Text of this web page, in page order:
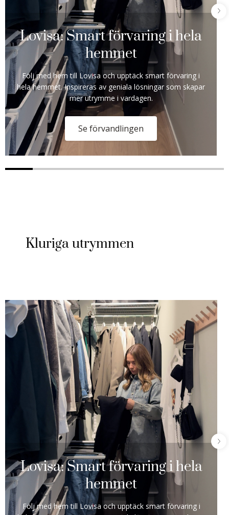
Lovisa: Smart förvaring i hela
hemmet
Följ med hem till Lovisa och upptäck smart förvaring i
hela hemmet. Inspireras av geniala lösningar som skapar
mer utrymme i vardagen.
Se förvandlingen
Kluriga utrymmen
Lovisa: Smart förvaring i hela
hemmet
Följ med hem till Lovisa och upptäck smart förvaring i